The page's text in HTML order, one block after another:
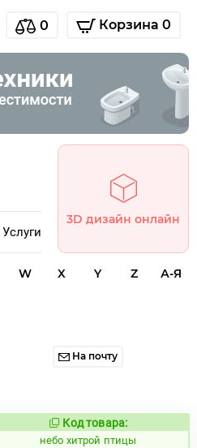
0 Корзина 0
Услуги
3D дизайн онлайн
W X Y Z А-Я
На почту
Код товара:
1123448 Код товара:
небо хитрой птицы